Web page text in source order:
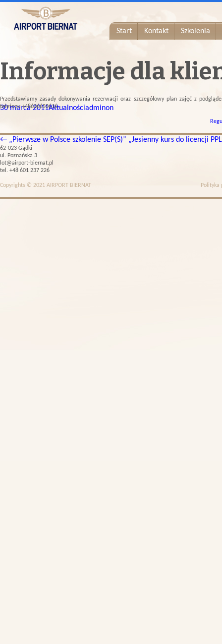
Start Kontakt Szkolenia
Informacje dla
30 marca 2011Aktualnościadminon
Przedstawiamy zasady dokonywania rezerwacji oraz szczegółowy plan zajęć z
telefonu +48606650616.
← „Pierwsze w Polsce szkolenie SEP(S)” „Jesienny kurs do licencji
62-023 Gądki
ul. Poznańska 3
lot@airport-biernat.pl
tel. +48 601 237 226
Copyrights © 2021 AIRPORT BIERNAT Polityka